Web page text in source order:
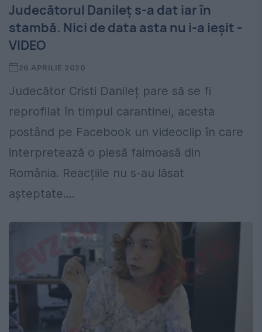
Judecătorul Danileț s-a dat iar în
stambă. Nici de data asta nu i-a ieșit -
VIDEO
26 APRILIE 2020
Judecător Cristi Danileț pare să se fi
reprofilat în timpul carantinei, acesta
postând pe Facebook un videoclip în care
interpretează o piesă faimoasă din
România. Reacțiile nu s-au lăsat
așteptate....